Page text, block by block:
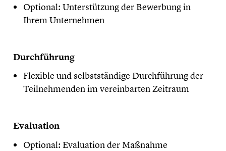
Optional: Unterstützung der Bewerbung in
Ihrem Unternehmen
Durchführung
Flexible und selbstständige Durchführung der
Teilnehmenden im vereinbarten Zeitraum
Evaluation
Optional: Evaluation der Maßnahme